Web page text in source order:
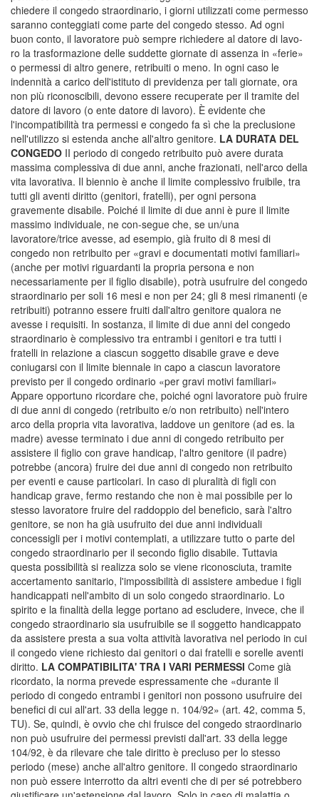
chiedere il congedo straordinario, i giorni utilizzati come permesso
saranno conteggiati come parte del congedo stesso. Ad ogni
buon conto, il lavoratore può sempre richiedere al datore di lavo-
ro la trasformazione delle suddette giornate di assenza in «ferie»
o permessi di altro genere, retribuiti o meno. In ogni caso le
indennità a carico dell'istituto di previdenza per tali giornate, ora
non più riconoscibili, devono essere recuperate per il tramite del
datore di lavoro (o ente datore di lavoro). È evidente che
l'incompatibilità tra permessi e congedo fa sì che la preclusione
nell'utilizzo si estenda anche all'altro genitore. LA DURATA DEL
CONGEDO II periodo di congedo retribuito può avere durata
massima complessiva di due anni, anche frazionati, nell'arco della
vita lavorativa. Il biennio è anche il limite complessivo fruibile, tra
tutti gli aventi diritto (genitori, fratelli), per ogni persona
gravemente disabile. Poiché il limite di due anni è pure il limite
massimo individuale, ne con-segue che, se un/una
lavoratore/trice avesse, ad esempio, già fruito di 8 mesi di
congedo non retribuito per «gravi e documentati motivi familiari»
(anche per motivi riguardanti la propria persona e non
necessariamente per il figlio disabile), potrà usufruire del congedo
straordinario per soli 16 mesi e non per 24; gli 8 mesi rimanenti (e
retribuiti) potranno essere fruiti dall'altro genitore qualora ne
avesse i requisiti. In sostanza, il limite di due anni del congedo
straordinario è complessivo tra entrambi i genitori e tra tutti i
fratelli in relazione a ciascun soggetto disabile grave e deve
coniugarsi con il limite biennale in capo a ciascun lavoratore
previsto per il congedo ordinario «per gravi motivi familiari»
Appare opportuno ricordare che, poiché ogni lavoratore può fruire
di due anni di congedo (retribuito e/o non retribuito) nell'intero
arco della propria vita lavorativa, laddove un genitore (ad es. la
madre) avesse terminato i due anni di congedo retribuito per
assistere il figlio con grave handicap, l'altro genitore (il padre)
potrebbe (ancora) fruire dei due anni di congedo non retribuito
per eventi e cause particolari. In caso di pluralità di figli con
handicap grave, fermo restando che non è mai possibile per lo
stesso lavoratore fruire del raddoppio del beneficio, sarà l'altro
genitore, se non ha già usufruito dei due anni individuali
concessigli per i motivi contemplati, a utilizzare tutto o parte del
congedo straordinario per il secondo figlio disabile. Tuttavia
questa possibilità si realizza solo se viene riconosciuta, tramite
accertamento sanitario, l'impossibilità di assistere ambedue i figli
handicappati nell'ambito di un solo congedo straordinario. Lo
spirito e la finalità della legge portano ad escludere, invece, che il
congedo straordinario sia usufruibile se il soggetto handicappato
da assistere presta a sua volta attività lavorativa nel periodo in cui
il congedo viene richiesto dai genitori o dai fratelli e sorelle aventi
diritto. LA COMPATIBILITA' TRA I VARI PERMESSI Come già
ricordato, la norma prevede espressamente che «durante il
periodo di congedo entrambi i genitori non possono usufruire dei
benefici di cui all'art. 33 della legge n. 104/92» (art. 42, comma 5,
TU). Se, quindi, è ovvio che chi fruisce del congedo straordinario
non può usufruire dei permessi previsti dall'art. 33 della legge
104/92, è da rilevare che tale diritto è precluso per lo stesso
periodo (mese) anche all'altro genitore. Il congedo straordinario
non può essere interrotto da altri eventi che di per sé potrebbero